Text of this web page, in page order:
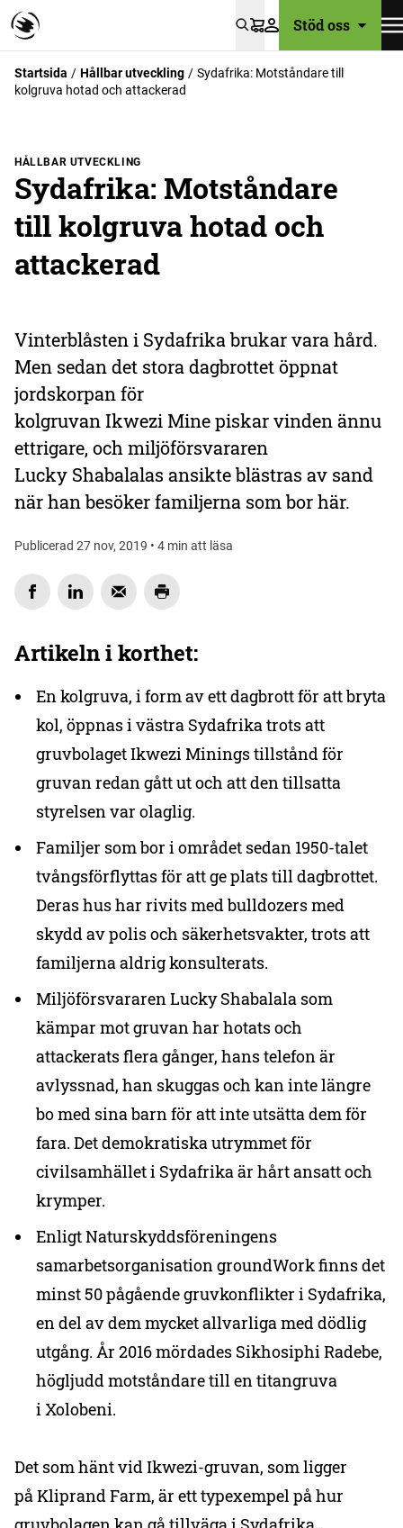
VarukorgStöd oss
Startsida Hållbar utveckling
Sydafrika: Motståndare till
kolgruva hotad och attackerad
HÅLLBAR UTVECKLING
Sydafrika: Motståndare
till kolgruva hotad och
attackerad
Vinterblåsten i Sydafrika brukar vara hård.
Men sedan det stora dagbrottet öppnat
jordskorpan för
kolgruvan Ikwezi Mine piskar vinden ännu
ettrigare, och miljöförsvararen
Lucky Shabalalas ansikte blästras av sand
när han besöker familjerna som bor här.
Publicerad 27 nov, 2019 • 4 min att läsa
Artikeln i korthet:
En kolgruva, i form av ett dagbrott för att bryta
kol, öppnas i västra Sydafrika trots att
gruvbolaget Ikwezi Minings tillstånd för
gruvan redan gått ut och att den tillsatta
styrelsen var olaglig.
Familjer som bor i området sedan 1950-talet
tvångsförflyttas för att ge plats till dagbrottet.
Deras hus har rivits med bulldozers med
skydd av polis och säkerhetsvakter, trots att
familjerna aldrig konsulterats.
Miljöförsvararen Lucky Shabalala som
kämpar mot gruvan har hotats och
attackerats flera gånger, hans telefon är
avlyssnad, han skuggas och kan inte längre
bo med sina barn för att inte utsätta dem för
fara. Det demokratiska utrymmet för
civilsamhället i Sydafrika är hårt ansatt och
krymper.
Enligt Naturskyddsföreningens
samarbetsorganisation groundWork finns det
minst 50 pågående gruvkonflikter i Sydafrika,
en del av dem mycket allvarliga med dödlig
utgång. År 2016 mördades Sikhosiphi Radebe,
högljudd motståndare till en titangruva
i Xolobeni.
Det som hänt vid Ikwezi-gruvan, som ligger
på Kliprand Farm, är ett typexempel på hur